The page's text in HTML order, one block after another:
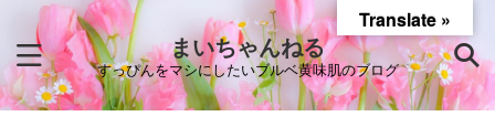
まいちゃんねる
すっぴんをマシにしたいブルベ黄味肌のブログ
Translate »